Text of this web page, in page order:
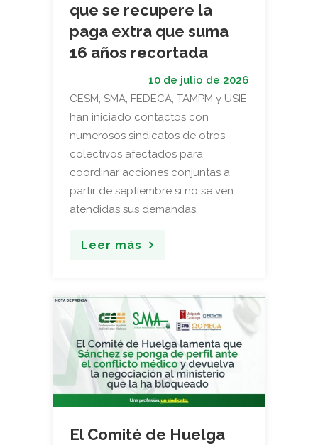
que se recupere la
paga extra que suma
16 años recortada
10 de julio de 2026
CESM, SMA, FEDECA, TAMPM y USIE
han iniciado contactos con
numerosos sindicatos de otros
colectivos afectados para
coordinar acciones conjuntas a
partir de septiembre si no se ven
atendidas sus demandas.
Leer más
El Comité de Huelga